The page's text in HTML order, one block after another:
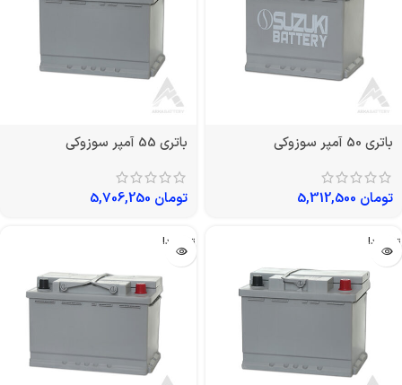
باتری 50 آمپر سوزوکی
تومان
باتری 55 آمپر سوزوکی
تومان
تمام شد! تمام شد!